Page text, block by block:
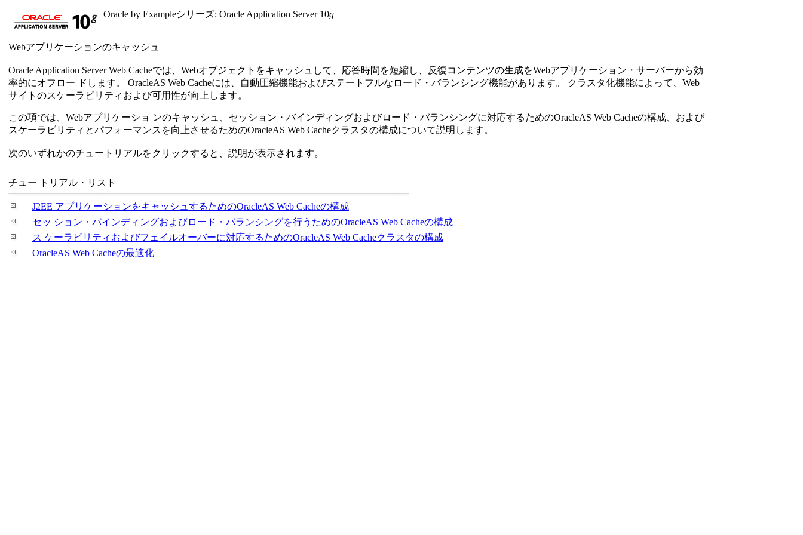
Oracle by Exampleシリーズ: Oracle Application Server 10g
Webアプリケーションのキャッシュ
Oracle Application Server Web Cacheでは、Webオブジェクトをキャッシュして、応答時間を短縮し、反復コンテンツの生成をWebアプリケーション・サーバーから効
率的にオフロー ドします。 OracleAS Web Cacheには、自動圧縮機能およびステートフルなロード・バランシング機能があります。 クラスタ化機能によって、Web
サイトのスケーラビリティおよび可用性が向上します。
この項では、Webアプリケーショ ンのキャッシュ、セッション・バインディングおよびロード・バランシングに対応するためのOracleAS Web Cacheの構成、および
スケーラビリティとパフォーマンスを向上させるためのOracleAS Web Cacheクラスタの構成について説明します。
次のいずれかのチュートリアルをクリックすると、説明が表示されます。
チュー トリアル・リスト
J2EE アプリケーションをキャッシュするためのOracleAS Web Cacheの構成
セッ ション・バインディングおよびロード・バランシングを行うためのOracleAS Web Cacheの構成
ス ケーラビリティおよびフェイルオーバーに対応するためのOracleAS Web Cacheクラスタの構成
OracleAS Web Cacheの最適化